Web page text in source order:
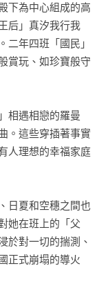
下為中心組成的高
后」真汐我行我
二年四班「國民」
賞玩、如珍寶般守
相遇相戀的羅曼
。這些穿插著事實
人理想的幸福家庭
日夏和空穗之間也
她在班上的「父
於對一切的揣測、
正式崩塌的導火